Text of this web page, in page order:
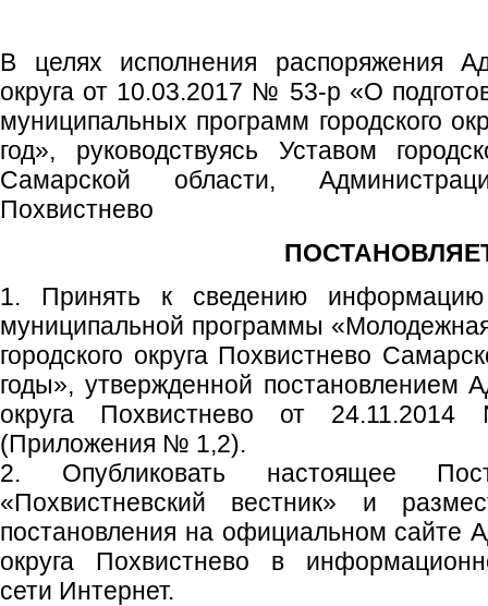
В целях исполнения распоряжения
округа от 10.03.2017 № 53-р «О
муниципальных программ городского
год», руководствуясь Уставом
Самарской области,
Похвистнево
1. Принять к сведению информацию
муниципальной программы
городского округа Похвистнево
годы», утвержденной постановлением
округа Похвистнево от
(Приложения № 1,2).
2. Опубликовать настоящее
«Похвистневский вестник» и
постановления на официальном сайте
округа Похвистнево в
сети Интернет.